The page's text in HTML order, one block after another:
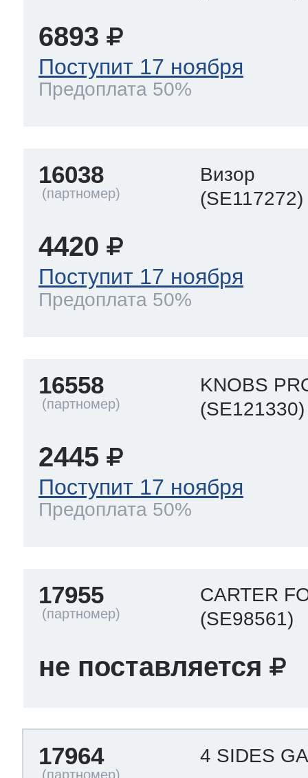
6893
Поступит 17 ноября
Предоплата 50%
16038
Визор
(SE117272)
4420
Поступит 17 ноября
Предоплата 50%
16558
KNOBS
(SE121330)
2445
Поступит 17 ноября
Предоплата 50%
17955
CARTER
(SE98561)
не поставляется
17964 4 SIDES